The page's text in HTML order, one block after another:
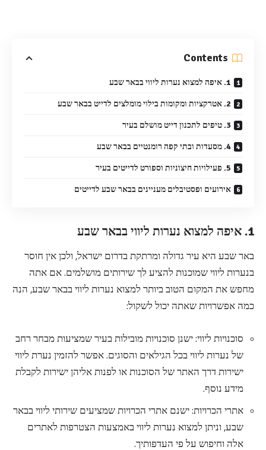
Contents
1. איפה למצוא נערות ליווי בבאר שבע
2. אטרקציות ומקומות בילוי מומלצים לדייט בבאר שבע
3. טיפים לתכנון דייט מושלם בעיר
4. מסעדות ובתי קפה רומנטיים בבאר שבע
5. פעילויות חיצוניות וספורט לדייטים בעיר
אירועים ופסטיבלים מעניינים בבאר שבע לדייטים
1. איפה למצוא נערות ליווי בבאר שבע
באר שבע היא עיר גדולה ומרתקת בדרום ישראל, ולכן אין חוסר
בנערות ליווי שמוכנות להציע לך שירותים מושלמים. אם אתה
מחפש את המקום הטוב ביותר למצוא נערות ליווי בבאר שבע, הנה
כמה אפשרויות שאתה יכול לשקול:
סוכנויות ליווי: ישנן סוכנויות מובילות בעיר שמציעות מבחר רחב
של נערות ליווי בכל הגילאים והסוגים. אפשר להזמין נערת ליווי
ישירות דרך האתר של הסוכנות או לפנות אליהן ישירות לקבלת
מידע נוסף.
אתרי הכרויות: ישנם אתרי הכרויות שמציעים שירותי ליווי בבאר
שבע, וניתן למצוא נערות ליווי באמצעות הצטרפות לאתרים
אלה וחיפוש על פי העדפותיך.